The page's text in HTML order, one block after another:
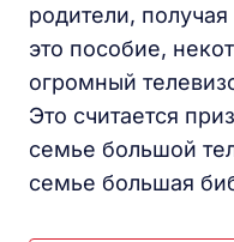
родители,
это пособие,
огромный
Это считается
семье большой
семье большая